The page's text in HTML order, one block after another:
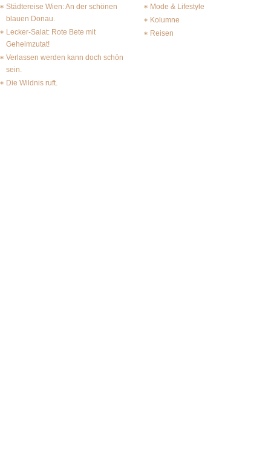
Städtereise Wien: An der schönen
blauen Donau.
Lecker-Salat: Rote Bete mit
Geheimzutat!
Verlassen werden kann doch schön
sein.
Die Wildnis ruft.
Mode & Lifestyle
Kolumne
Reisen